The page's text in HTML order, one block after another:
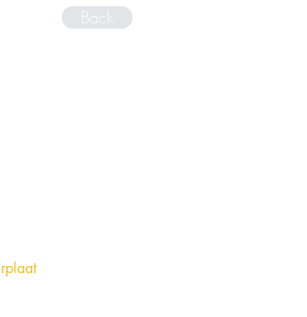
Back